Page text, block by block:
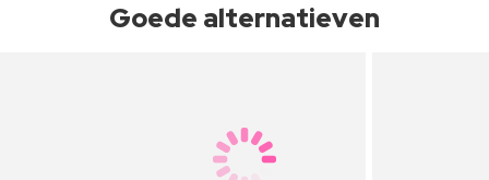
Goede alternatieven